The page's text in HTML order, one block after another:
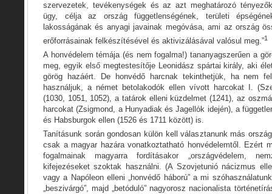
szervezetek, tevékenységek és az azt meghatározó
ügy, célja az ország függetlenségének, területi
lakosságának és anyagi javainak megóvása, ami az ország
erőforrásainak felkészítésével és aktivizálásával valósul meg.”1
A honvédelem témája (és nem fogalma!) tananyagszerűen a
meg, egyik első megtestesítője Leonidász spártai király, aki
görög hazáért. De honvédő harcnak tekinthetjük, ha nem
használjuk, a német betolakodók ellen vívott harcokat I.
(1030, 1051, 1052), a tatárok elleni küzdelmet (1241), az
harcokat (Zsigmond, a Hunyadiak és Jagellók idején), a
és Habsburgok ellen (1526 és 1711 között) is.
Tanításunk során gondosan külön kell választanunk más
csak a magyar hazára vonatkoztatható honvédelemtől. Ezért
fogalmainak magyarra fordításakor „országvédelem,
kifejezéseket szoktak használni. (A Szovjetunió nácizmus
vagy a Napóleon elleni „honvédő háború” a mi
„beszivárgó”, majd „betóduló” nagyorosz nacionalista